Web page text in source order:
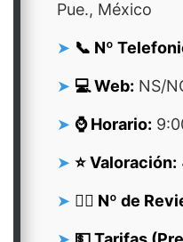
Pue., México
📞 Nº
💻 Web: NS/
⌚ Horario:
⭐ Valoración:
👍🏻 Nº de